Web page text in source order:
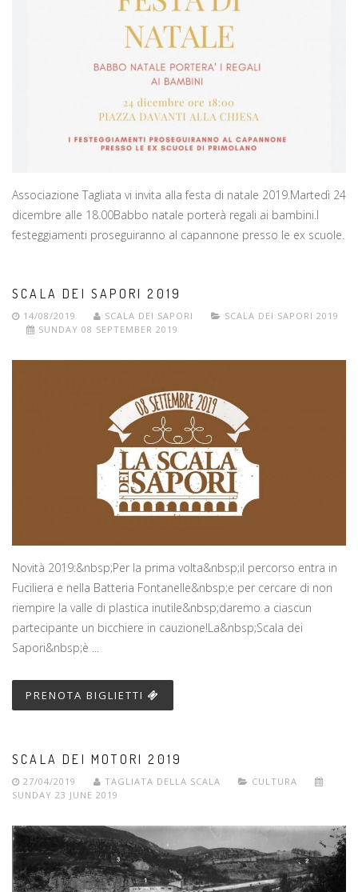
Associazione Tagliata vi invita alla festa di natale 2019.Martedì 24
dicembre alle 18.00Babbo natale porterà regali ai bambini.I
festeggiamenti proseguiranno al capannone presso le ex scuole.
SCALA DEI SAPORI 2019
14/08/2019 SCALA DEI SAPORI
SCALA DEI SAPORI 2019
SUNDAY 08 SEPTEMBER 2019
Novità 2019:&nbsp;Per la prima volta&nbsp;il percorso entra in
Fuciliera e nella Batteria Fontanelle&nbsp;e per cercare di non
riempire la valle di plastica inutile&nbsp;daremo a ciascun
partecipante un bicchiere in cauzione!La&nbsp;Scala dei
Sapori&nbsp;è ...
PRENOTA BIGLIETTI
SCALA DEI MOTORI 2019
27/04/2019 TAGLIATA DELLA SCALA
CULTURA
SUNDAY 23 JUNE 2019